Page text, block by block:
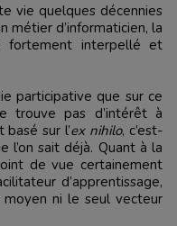
métier d’informaticien, la
fortement interpellé et
participative que sur ce
trouve pas d’intérêt à
sur l’ex nihilo, c’est-
l’on sait déjà. Quant à la
de vue certainement
d’apprentissage,
ni le seul vecteur